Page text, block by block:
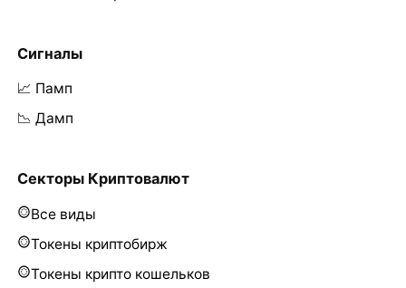
Сигналы
📈 Памп
📉 Дамп
Секторы Криптовалют
Все виды
Токены криптобирж
Токены крипто кошельков